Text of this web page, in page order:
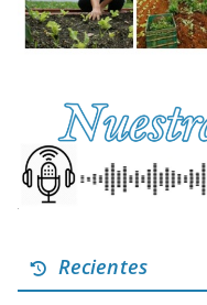
Recientes